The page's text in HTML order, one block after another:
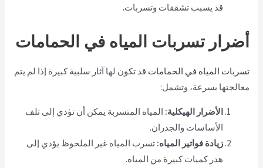
قد يسبب تشققات وتسربات.
أضرار تسربات المياه في الحمامات
تسربات المياه في الحمامات قد تكون لها آثار سلبية كبيرة إذا لم يتم
معالجتها بسرعة، وتشمل:
الأضرار الهيكلية: المياه المتسربة يمكن أن تؤدي إلى تلف
الأساسات والجدران.
زيادة فواتير المياه: تسرب المياه غير الملحوظ يؤدي إلى
هدر كميات كبيرة من المياه.